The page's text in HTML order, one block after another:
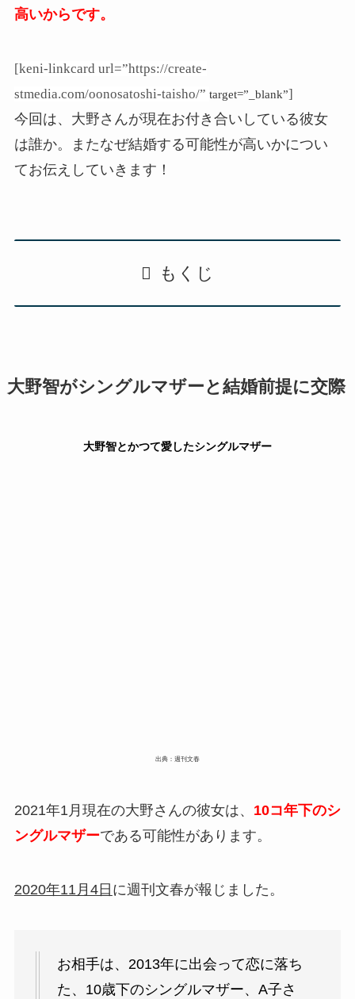
高いからです。
[keni-linkcard url=”https://create-
stmedia.com/oonosatoshi-taisho/” target=”_blank”]
今回は、大野さんが現在お付き合いしている彼女
は誰か。またなぜ結婚する可能性が高いかについ
てお伝えしていきます！
もくじ
大野智がシングルマザーと結婚前提に交際
大野智とかつて愛したシングルマザー
出典：週刊文春
2021年1月現在の大野さんの彼女は、 10コ年下のシ
ングルマザーである可能性があります。
2020年11月4日 に週刊文春が報じました。
お相手は、2013年に出会って恋に落ち
た、10歳下のシングルマザー、A子さ